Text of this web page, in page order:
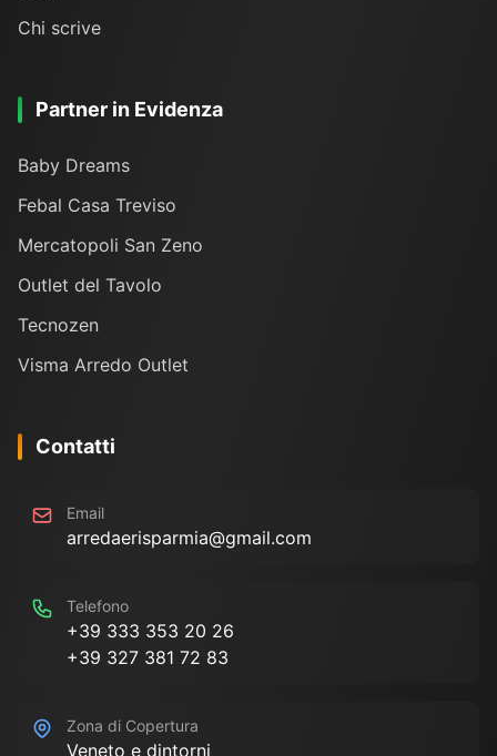
Chi scrive
Partner in Evidenza
Baby Dreams
Febal Casa Treviso
Mercatopoli San Zeno
Outlet del Tavolo
Tecnozen
Visma Arredo Outlet
Contatti
Email
arredaerisparmia@gmail.com
Telefono
+39 333 353 20 26
+39 327 381 72 83
Zona di Copertura
Veneto e dintorni